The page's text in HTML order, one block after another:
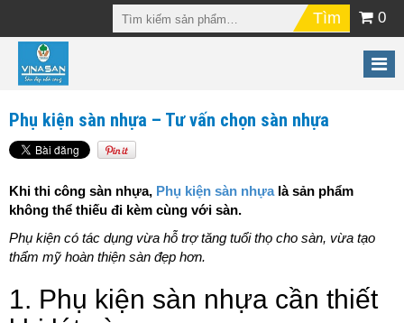
0
Phụ kiện sàn nhựa – Tư vấn chọn sàn nhựa
Khi thi công sàn nhựa, Phụ kiện sàn nhựalà sản phẩm
không thể thiếu đi kèm cùng với sàn.
Phụ kiện có tác dụng vừa hỗ trợ tăng tuổi thọ cho sàn, vừa tạo
thẩm mỹ hoàn thiện sàn đẹp hơn.
1. Phụ kiện sàn nhựa cần thiết